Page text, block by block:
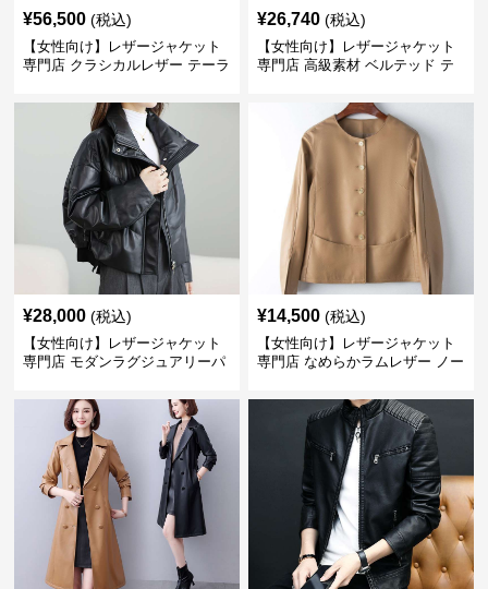
¥56,500 (税込)
【女性向け】レザージャケット
専門店 クラシカルレザー テーラ
¥26,740 (税込)
【女性向け】レザージャケット
専門店 高級素材 ベルテッド テ
¥28,000 (税込)
【女性向け】レザージャケット
専門店 モダンラグジュアリーパ
¥14,500 (税込)
【女性向け】レザージャケット
専門店 なめらかラムレザー ノー